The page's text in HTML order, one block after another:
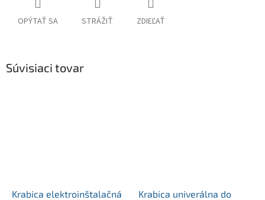
OPÝTAŤ SA STRÁŽIŤ ZDIEĽAŤ
Súvisiaci tovar
Krabica elektroinštalačná
Krabica univerálna do